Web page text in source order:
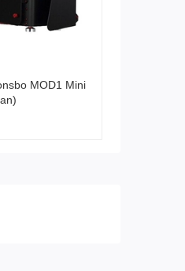
MOD1 Mini